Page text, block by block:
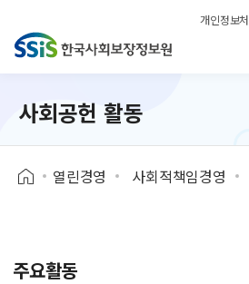
개인정보
사회공헌 활동
열린경영 사회적책임경영
주요활동